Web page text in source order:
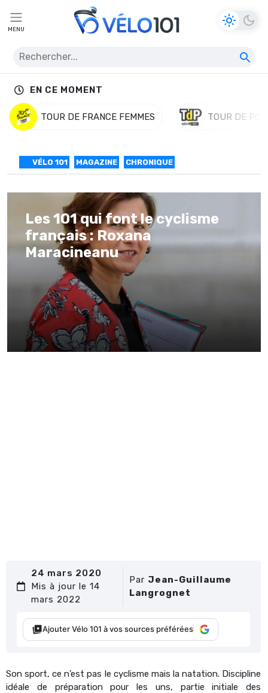
MENU
EN CE MOMENT
TOUR DE FRANCE FEMMES TOUR DE
VÉLO 101 MAGAZINE CHRONIQUE
Les 101 qui font le cyclisme
français : Roxana
Maracineanu
24 mars 2020
Mis à jour le 14
mars 2022
Par Jean-Guillaume
Langrognet
Ajouter Vélo 101 à vos sources préférées
Son sport, ce n’est pas le cyclisme mais la natation. Discipline
idéale de préparation pour les uns, partie initiale des